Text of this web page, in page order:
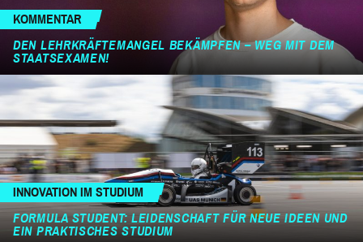
KOMMENTAR
DEN LEHRKRÄFTEMANGEL BEKÄMPFEN – WEG MIT DEM
STAATSEXAMEN!
INNOVATION IM STUDIUM
FORMULA STUDENT: LEIDENSCHAFT FÜR NEUE IDEEN UND
EIN PRAKTISCHES STUDIUM